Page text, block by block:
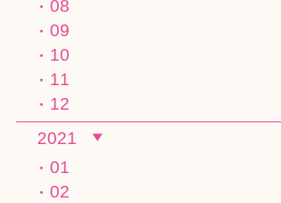
08
09
10
11
12
2021
01
02